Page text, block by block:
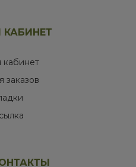
заказов